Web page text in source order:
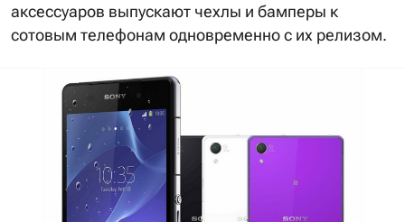
аксессуаров выпускают чехлы и бамперы к
сотовым телефонам одновременно с их релизом.